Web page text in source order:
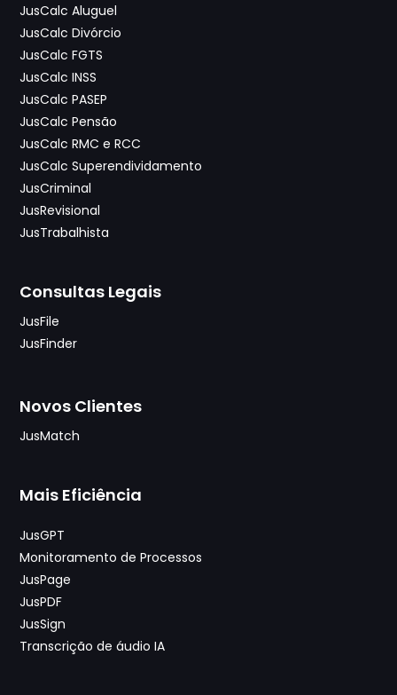
JusCalc Aluguel
JusCalc Divórcio
JusCalc FGTS
JusCalc INSS
JusCalc PASEP
JusCalc Pensão
JusCalc RMC e RCC
JusCalc Superendividamento
JusCriminal
JusRevisional
JusTrabalhista
Consultas Legais
JusFile
JusFinder
Novos Clientes
JusMatch
Mais Eficiência
JusGPT
Monitoramento de Processos
JusPage
JusPDF
JusSign
Transcrição de áudio IA